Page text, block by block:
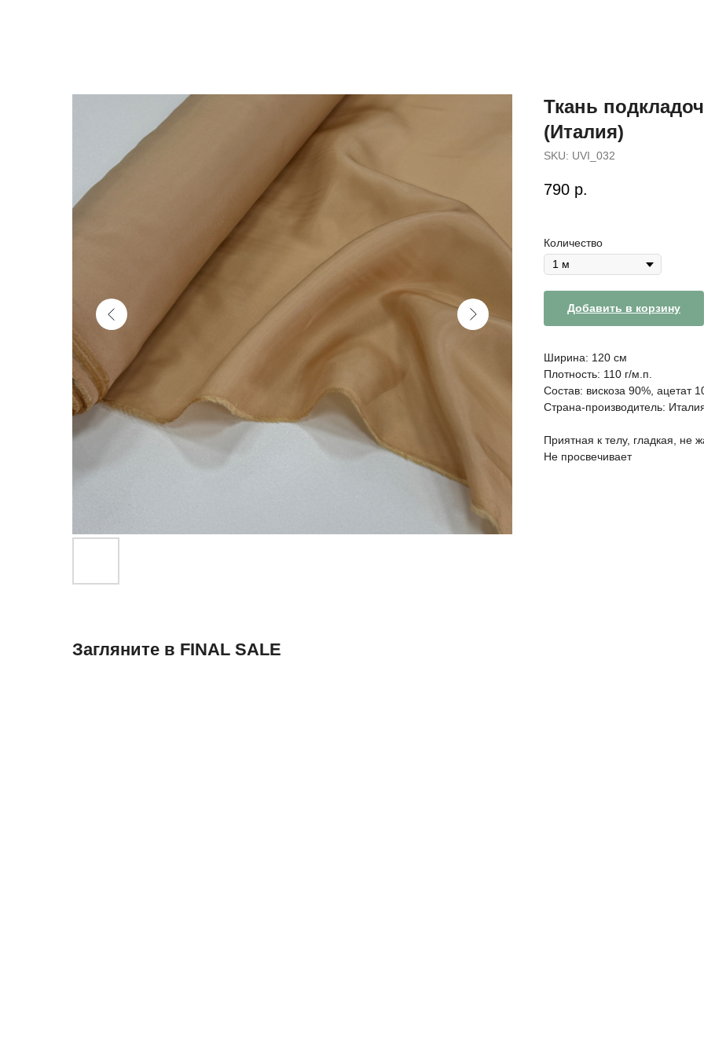
Ткань
(Италия)
SKU: UVI_032
790 р.
Количество
Добавить в корзину
Ширина: 120 см
Плотность: 110 г/м.п.
Состав: вискоза 90%, ацетат
Страна-производитель:
Приятная к телу, гладкая, не
Не просвечивает
Загляните в FINAL SALE